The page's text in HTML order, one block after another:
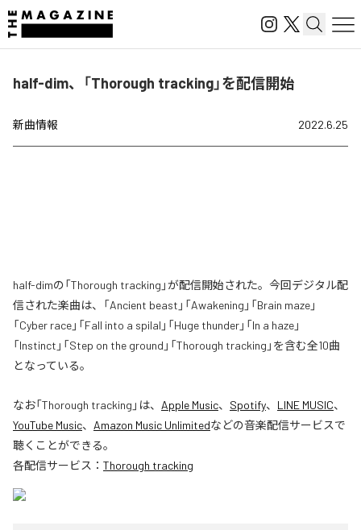
half-dim、「Thorough tracking」を配信開始
新曲情報 2022.6.25
half-dimの「Thorough tracking」が配信開始された。今回デジタル配
信された楽曲は、「Ancient beast」「Awakening」「Brain maze」
「Cyber race」「Fall into a spilal」「Huge thunder」「In a haze」
「Instinct」「Step on the ground」「Thorough tracking」を含む全10曲
となっている。
なお「Thorough tracking 」は、 Apple Music、 Spotify、 LINE MUSIC、
YouTube Music、 Amazon Music Unlimitedなどの音楽配信サービスで
聴くことができる。
各配信サービス： Thorough tracking